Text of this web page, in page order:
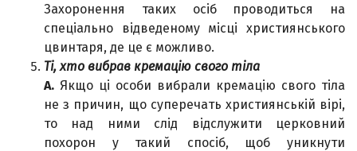
Захоронення таких осіб проводиться на
спеціально відведеному місці християнського
цвинтаря, де це є можливо.
Ті, хто вибрав кремацію свого тіла
А. Якщо ці особи вибрали кремацію свого тіла
не з причин, що суперечать християнській вірі,
то над ними слід відслужити церковний
похорон у такий спосіб, щоб уникнути